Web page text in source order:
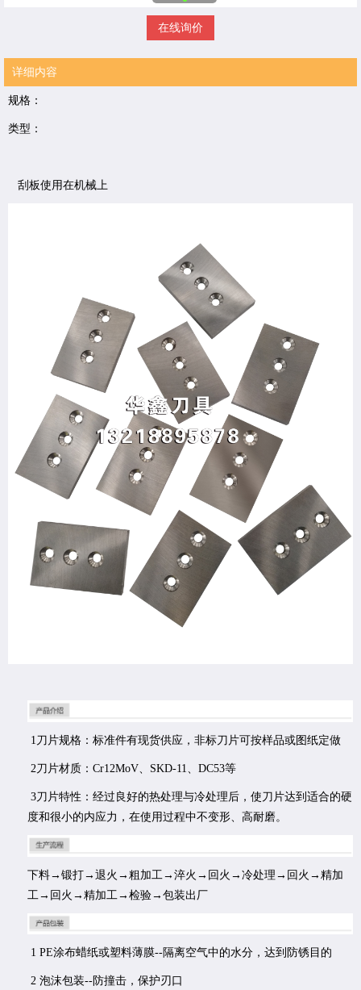
在线询价
详细内容
规格：
类型：
刮板使用在机械上
1刀片规格：标准件有现货供应，非标刀片可按样品或图纸定做
2刀片材质：Cr12MoV、SKD-11、DC53等
3刀片特性：经过良好的热处理与冷处理后，使刀片达到适合的硬
度和很小的内应力，在使用过程中不变形、高耐磨。
下料→锻打→退火→粗加工→淬火→回火→冷处理→回火→精加
工→回火→精加工→检验→包装出厂
1 PE涂布蜡纸或塑料薄膜--隔离空气中的水分，达到防锈目的
2 泡沫包装--防撞击，保护刃口